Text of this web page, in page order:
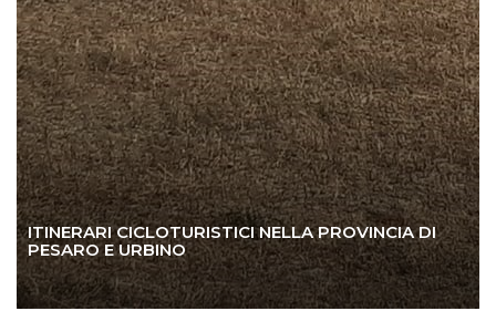
ITINERARI CICLOTURISTICI NELLA PROVINCIA DI
PESARO E URBINO